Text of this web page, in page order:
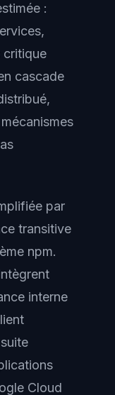
:
critique
cascade
par
transitive
npm.
interne
Cloud